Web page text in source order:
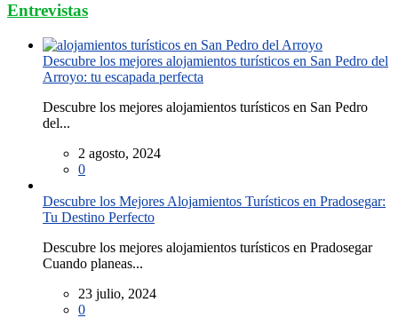
Entrevistas
Descubre los mejores alojamientos turísticos en San Pedro del
Arroyo: tu escapada perfecta
Descubre los mejores alojamientos turísticos en San Pedro
del...
2 agosto, 2024
0
Descubre los Mejores Alojamientos Turísticos en Pradosegar:
Tu Destino Perfecto
Descubre los mejores alojamientos turísticos en Pradosegar
Cuando planeas...
23 julio, 2024
0